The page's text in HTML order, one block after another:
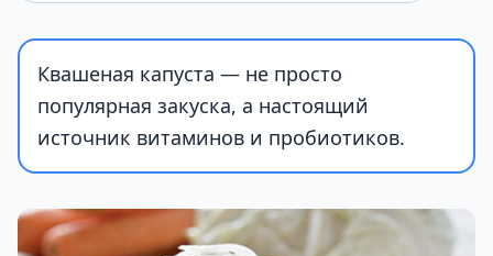
Квашеная капуста — не просто
популярная закуска, а настоящий
источник витаминов и пробиотиков.